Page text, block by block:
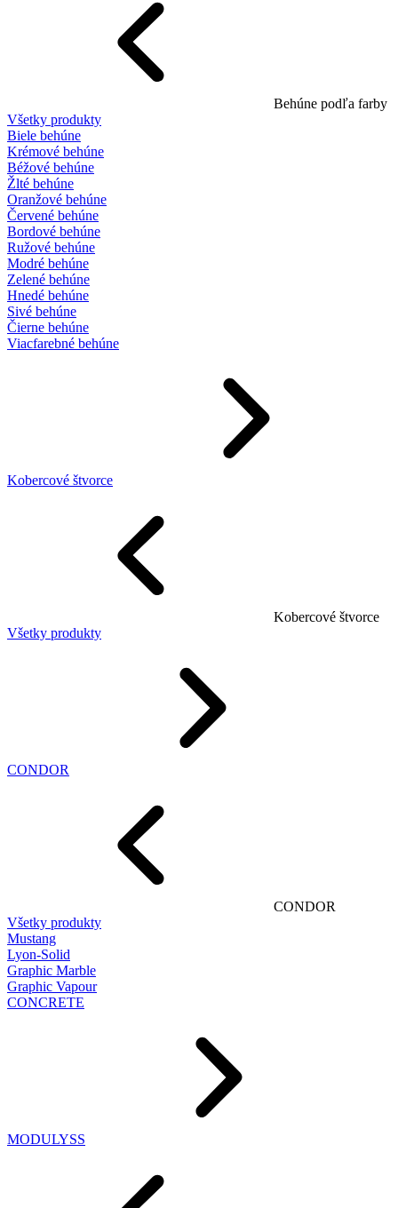
Behúne podľa farby
Všetky produkty
Biele behúne
Krémové behúne
Béžové behúne
Žlté behúne
Oranžové behúne
Červené behúne
Bordové behúne
Ružové behúne
Modré behúne
Zelené behúne
Hnedé behúne
Sivé behúne
Čierne behúne
Viacfarebné behúne
Kobercové štvorce
Kobercové štvorce
Všetky produkty
CONDOR
CONDOR
Všetky produkty
Mustang
Lyon-Solid
Graphic Marble
Graphic Vapour
CONCRETE
MODULYSS